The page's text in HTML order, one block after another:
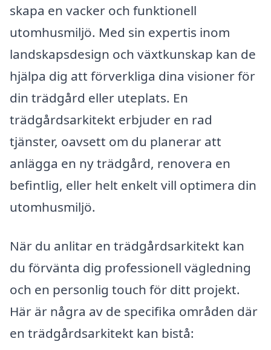
skapa en vacker och funktionell
utomhusmiljö. Med sin expertis inom
landskapsdesign och växtkunskap kan de
hjälpa dig att förverkliga dina visioner för
din trädgård eller uteplats. En
trädgårdsarkitekt erbjuder en rad
tjänster, oavsett om du planerar att
anlägga en ny trädgård, renovera en
befintlig, eller helt enkelt vill optimera din
utomhusmiljö.
När du anlitar en trädgårdsarkitekt kan
du förvänta dig professionell vägledning
och en personlig touch för ditt projekt.
Här är några av de specifika områden där
en trädgårdsarkitekt kan bistå: